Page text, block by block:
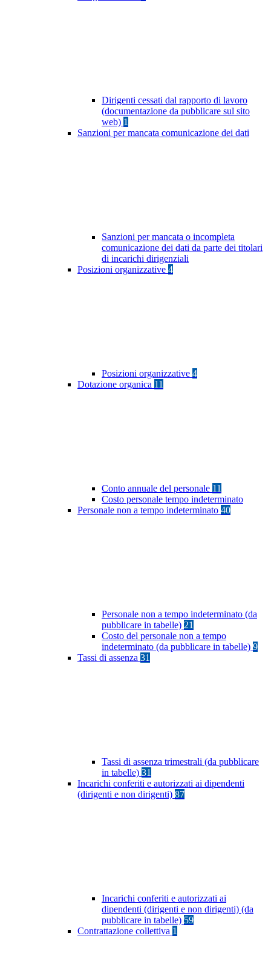
Dirigenti cessati dal rapporto di lavoro
(documentazione da pubblicare sul sito
web) 1
Sanzioni per mancata comunicazione dei dati
Sanzioni per mancata o incompleta
comunicazione dei dati da parte dei titolari
di incarichi dirigenziali
Posizioni organizzative 4
Posizioni organizzative 4
Dotazione organica 11
Conto annuale del personale 11
Costo personale tempo indeterminato
Personale non a tempo indeterminato 40
Personale non a tempo indeterminato (da
pubblicare in tabelle) 21
Costo del personale non a tempo
indeterminato (da pubblicare in tabelle) 9
Tassi di assenza 31
Tassi di assenza trimestrali (da pubblicare
in tabelle) 31
Incarichi conferiti e autorizzati ai dipendenti
(dirigenti e non dirigenti) 87
Incarichi conferiti e autorizzati ai
dipendenti (dirigenti e non dirigenti) (da
pubblicare in tabelle) 59
Contrattazione collettiva 1